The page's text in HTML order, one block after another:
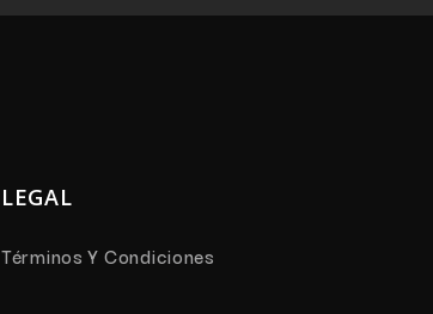
LEGAL
Términos Y Condiciones